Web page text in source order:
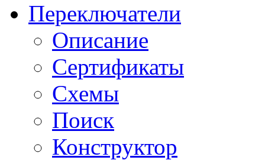
Переключатели
Описание
Сертификаты
Схемы
Поиск
Конструктор